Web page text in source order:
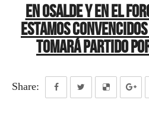
En Osalde y en el
estamos
tomará partido
Share: